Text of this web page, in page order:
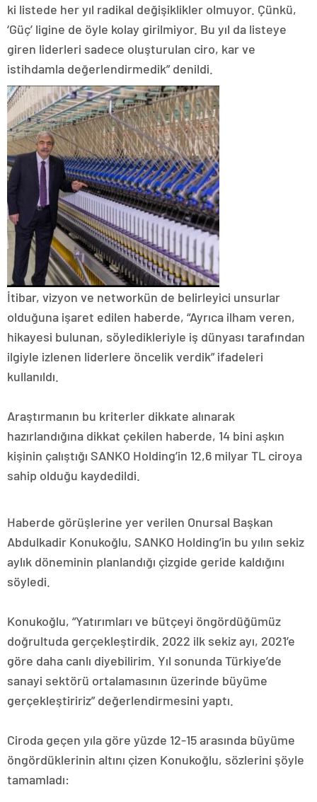
ki listede her yıl radikal değişiklikler olmuyor. Çünkü,
‘Güç’ ligine de öyle kolay girilmiyor. Bu yıl da listeye
giren liderleri sadece oluşturulan ciro, kar ve
istihdamla değerlendirmedik” denildi.
İtibar, vizyon ve networkün de belirleyici unsurlar
olduğuna işaret edilen haberde, “Ayrıca ilham veren,
hikayesi bulunan, söyledikleriyle iş dünyası tarafından
ilgiyle izlenen liderlere öncelik verdik” ifadeleri
kullanıldı.
Araştırmanın bu kriterler dikkate alınarak
hazırlandığına dikkat çekilen haberde, 14 bini aşkın
kişinin çalıştığı SANKO Holding’in 12,6 milyar TL ciroya
sahip olduğu kaydedildi.
Haberde görüşlerine yer verilen Onursal Başkan
Abdulkadir Konukoğlu, SANKO Holding’in bu yılın sekiz
aylık döneminin planlandığı çizgide geride kaldığını
söyledi.
Konukoğlu, “Yatırımları ve bütçeyi öngördüğümüz
doğrultuda gerçekleştirdik. 2022 ilk sekiz ayı, 2021’e
göre daha canlı diyebilirim. Yıl sonunda Türkiye’de
sanayi sektörü ortalamasının üzerinde büyüme
gerçekleştiririz” değerlendirmesini yaptı.
Ciroda geçen yıla göre yüzde 12-15 arasında büyüme
öngördüklerinin altını çizen Konukoğlu, sözlerini şöyle
tamamladı: